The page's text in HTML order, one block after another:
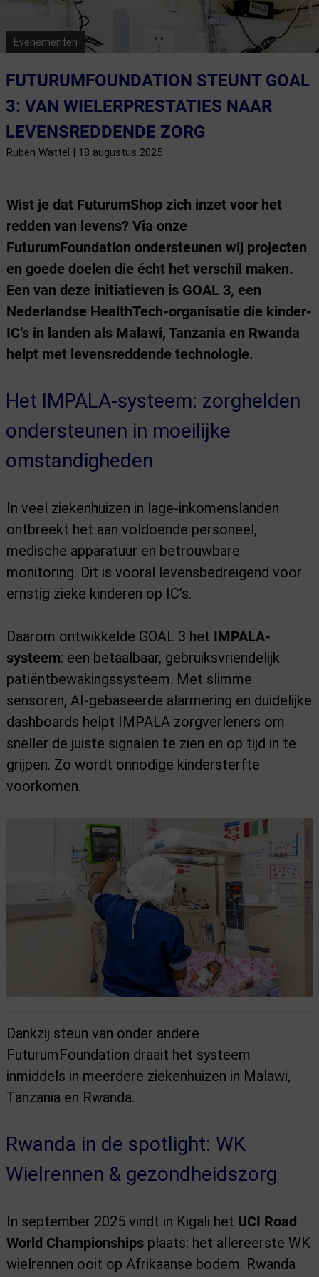
Evenementen
FUTURUMFOUNDATION STEUNT GOAL
3: VAN WIELERPRESTATIES NAAR
LEVENSREDDENDE ZORG
Ruben Wattel | 18 augustus 2025
Wist je dat FuturumShop zich inzet voor het
redden van levens? Via onze
FuturumFoundation ondersteunen wij projecten
en goede doelen die écht het verschil maken.
Een van deze initiatieven is GOAL 3, een
Nederlandse HealthTech-organisatie die kinder-
IC’s in landen als Malawi, Tanzania en Rwanda
helpt met levensreddende technologie.
Het IMPALA-systeem: zorghelden
ondersteunen in moeilijke
omstandigheden
In veel ziekenhuizen in lage-inkomenslanden
ontbreekt het aan voldoende personeel,
medische apparatuur en betrouwbare
monitoring. Dit is vooral levensbedreigend voor
ernstig zieke kinderen op IC’s.
Daarom ontwikkelde GOAL 3 het IMPALA-
systeem: een betaalbaar, gebruiksvriendelijk
patiëntbewakingssysteem. Met slimme
sensoren, AI-gebaseerde alarmering en duidelijke
dashboards helpt IMPALA zorgverleners om
sneller de juiste signalen te zien en op tijd in te
grijpen. Zo wordt onnodige kindersterfte
voorkomen.
Dankzij steun van onder andere
FuturumFoundation draait het systeem
inmiddels in meerdere ziekenhuizen in Malawi,
Tanzania en Rwanda.
Rwanda in de spotlight: WK
Wielrennen & gezondheidszorg
In september 2025 vindt in Kigali het UCI Road
World Championshipsplaats: het allereerste WK
wielrennen ooit op Afrikaanse bodem. Rwanda